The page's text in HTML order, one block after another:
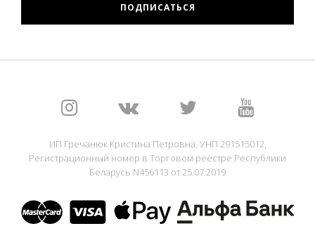
ПОДПИСАТЬСЯ
ИП Гречанюк Кристина Петровна, УНП 291515012,
Регистрационный номер в Торговом реестре Республики
Беларусь N456113 от 25.07.2019